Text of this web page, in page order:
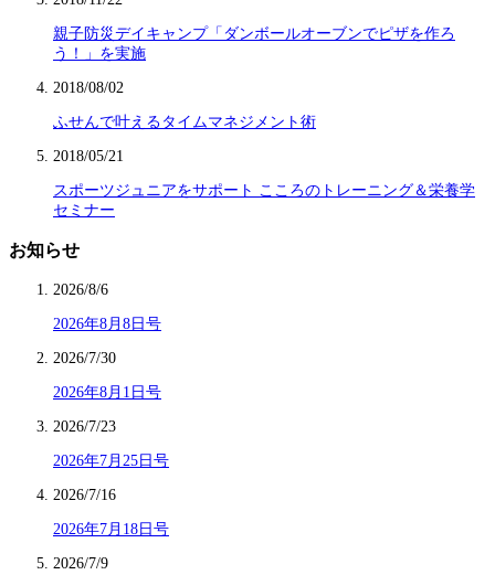
親子防災デイキャンプ「ダンボールオーブンでピザを作ろ
う！」を実施
2018/08/02
ふせんで叶えるタイムマネジメント術
2018/05/21
スポーツジュニアをサポート こころのトレーニング＆栄養学
セミナー
お知らせ
2026/8/6
2026年8月8日号
2026/7/30
2026年8月1日号
2026/7/23
2026年7月25日号
2026/7/16
2026年7月18日号
2026/7/9